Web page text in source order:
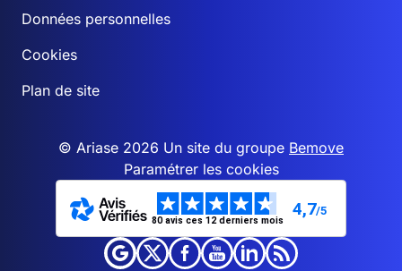
Données personnelles
Cookies
Plan de site
© Ariase 2026 Un site du groupe Bemove
Paramétrer les cookies
80 avis ces 12 derniers mois
4,7/5